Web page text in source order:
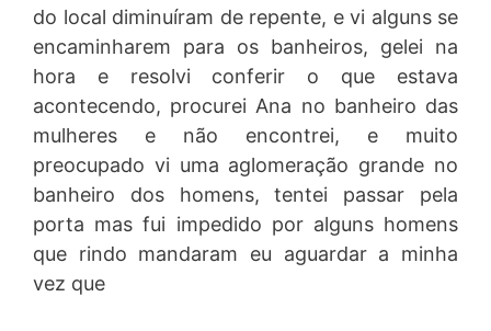
do local diminuíram de repente, e vi alguns se
encaminharem para os banheiros, gelei na
hora e resolvi conferir o que estava
acontecendo, procurei Ana no banheiro das
mulheres e não encontrei, e muito
preocupado vi uma aglomeração grande no
banheiro dos homens, tentei passar pela
porta mas fui impedido por alguns homens
que rindo mandaram eu aguardar a minha
vez que